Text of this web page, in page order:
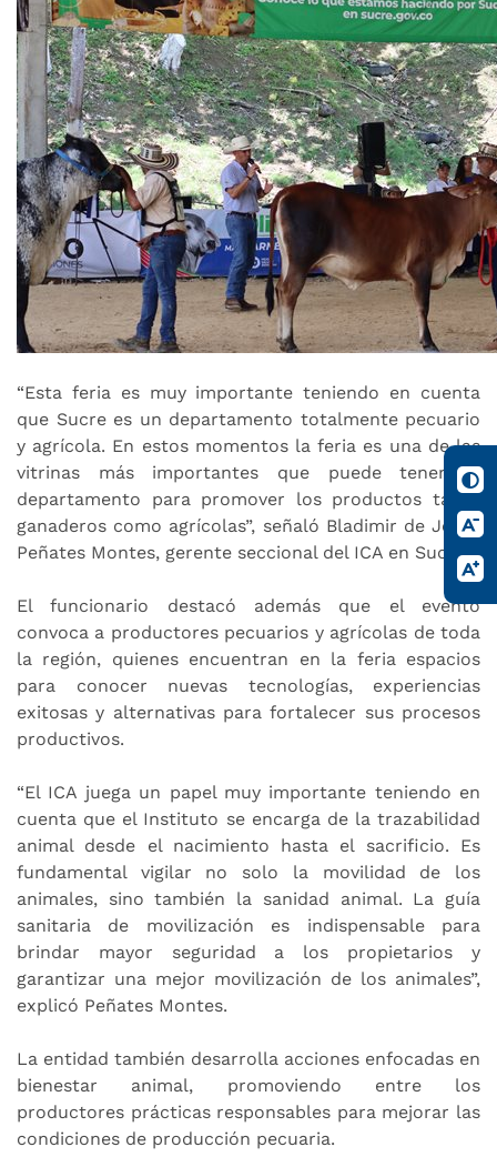
“Esta feria es muy importante teniendo en cuenta
que Sucre es un departamento totalmente pecuario
y agrícola. En estos momentos la feria es una de las
vitrinas más importantes que puede tener el
departamento para promover los productos tanto
ganaderos como agrícolas”, señaló Bladimir de Jesús
Peñates Montes, gerente seccional del ICA en Sucre.
El funcionario destacó además que el evento
convoca a productores pecuarios y agrícolas de toda
la región, quienes encuentran en la feria espacios
para conocer nuevas tecnologías, experiencias
exitosas y alternativas para fortalecer sus procesos
productivos.
“El ICA juega un papel muy importante teniendo en
cuenta que el Instituto se encarga de la trazabilidad
animal desde el nacimiento hasta el sacrificio. Es
fundamental vigilar no solo la movilidad de los
animales, sino también la sanidad animal. La guía
sanitaria de movilización es indispensable para
brindar mayor seguridad a los propietarios y
garantizar una mejor movilización de los animales”,
explicó Peñates Montes.
La entidad también desarrolla acciones enfocadas en
bienestar animal, promoviendo entre los
productores prácticas responsables para mejorar las
condiciones de producción pecuaria.